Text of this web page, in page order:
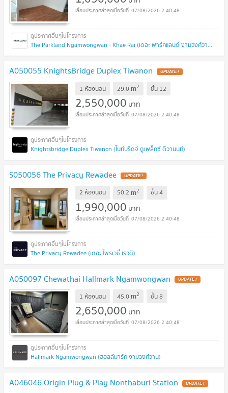
07/08/2026 2:40:48
The Parkland Ngamwongwan - Khae Rai (เดอะ พาร์คแลนด์ งามวงศ์วาน - แคราย)
A050055 KnightsBridge Duplex Tiwanon UPDATE !
1 ห้องนอน 29.0 m2 ชั้น 12
2,550,000 บาท
07/08/2026 2:40:48
Knightsbridge Duplex Tiwanon (ไนท์บริดจ์ ดูเพล็กซ์ ติวานนท์)
S050056 The Privacy Rewadee UPDATE !
2 ห้องนอน 50.2 m2 ชั้น4
1,990,000 บาท
07/08/2026 2:40:48
The Privacy Rewadee (เดอะ ไพรเวซี่ เรวดี)
A050097 Chewathai Hallmark Ngamwongwan UPDATE !
1 ห้องนอน 45.0 m2 ชั้น8
2,650,000 บาท
07/08/2026 2:40:48
Hallmark Ngamwongwan (ฮอลล์มาร์ค งามวงศ์วาน)
A046046 Origin Plug & Play Nonthaburi Station UPDATE !